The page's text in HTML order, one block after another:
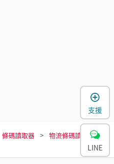
條碼讀取器
物流條碼讀取器
支援
LINE